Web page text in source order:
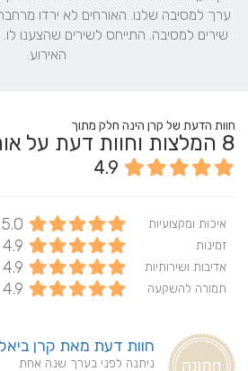
האירוע.
חוות הדעת של קרן הינה חלק מתוך
8 המלצות וחוות דעת על
4.9
איכות ומקצועיות 5.0
זמינות 4.9
אדיבות ושירותיות 4.9
תמורה להשקעה 4.9
חוות דעת מאת קרן
ניתנה לפני בערך שנה אחת